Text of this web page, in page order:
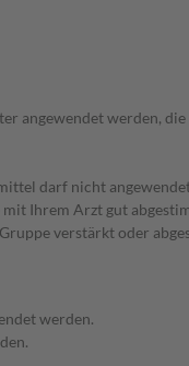
angewendet werden,
darf nicht
Ihrem Arzt gut
verstärkt oder
werden.